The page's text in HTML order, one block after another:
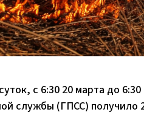
с 6:30 20 марта до
службы (ГПСС) получило